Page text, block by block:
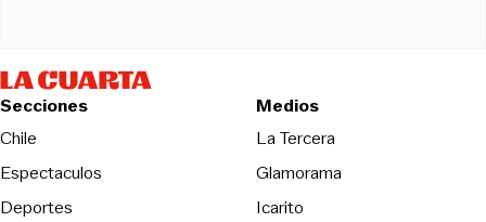
Secciones
Chile
Espectaculos
Deportes
Medios
La TerceraOpens in new
Glamorama
Icarito